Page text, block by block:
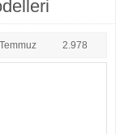
2.978